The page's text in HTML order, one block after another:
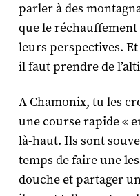
parler à des
que le
leurs perspectives.
il faut prendre de
A Chamonix, tu les
une course rapide «
là-haut. Ils sont
temps de faire une
douche et partager